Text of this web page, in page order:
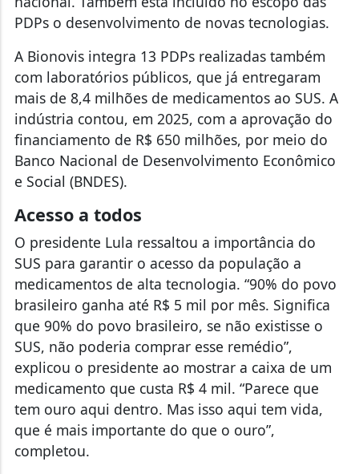
PDPs o desenvolvimento de novas tecnologias.
A Bionovis integra 13 PDPs realizadas também
com laboratórios públicos, que já entregaram
mais de 8,4 milhões de medicamentos ao SUS. A
indústria contou, em 2025, com a aprovação do
financiamento de R$ 650 milhões, por meio do
Banco Nacional de Desenvolvimento Econômico
e Social (BNDES).
Acesso a todos
O presidente Lula ressaltou a importância do
SUS para garantir o acesso da população a
medicamentos de alta tecnologia. “90% do povo
brasileiro ganha até R$ 5 mil por mês. Significa
que 90% do povo brasileiro, se não existisse o
SUS, não poderia comprar esse remédio”,
explicou o presidente ao mostrar a caixa de um
medicamento que custa R$ 4 mil. “Parece que
tem ouro aqui dentro. Mas isso aqui tem vida,
que é mais importante do que o ouro”,
completou.